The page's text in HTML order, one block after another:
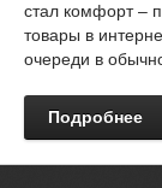
стал комфорт –
товары в
очереди в
Подробнее